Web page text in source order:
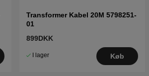
Transformer Kabel 20M 5798251-
01
899DKK
I lager Køb